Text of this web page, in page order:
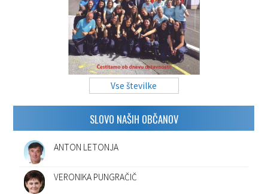
Vse številke
SLOVO NAŠIH OBČANOV
ANTON LETONJA
VERONIKA PUNGRAČIČ